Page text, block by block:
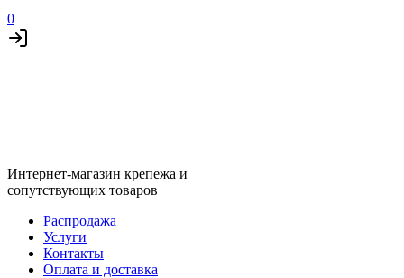
0
Интернет-магазин крепежа и
сопутствующих товаров
Распродажа
Услуги
Контакты
Оплата и доставка